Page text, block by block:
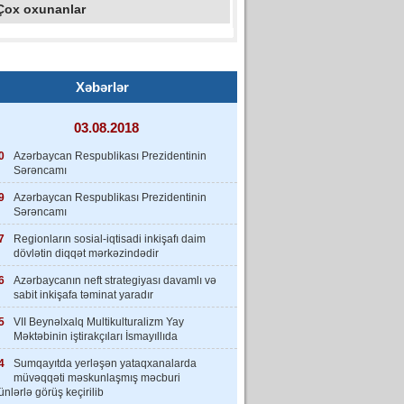
oxunanlar
Xəbərlər
03.08.2018
Azərbaycan Respublikası Prezidentinin
Sərəncamı
Azərbaycan Respublikası Prezidentinin
Sərəncamı
Regionların sosial-iqtisadi inkişafı daim
dövlətin diqqət mərkəzindədir
Azərbaycanın neft strategiyası davamlı və
sabit inkişafa təminat yaradır
VII Beynəlxalq Multikulturalizm Yay
Məktəbinin iştirakçıları İsmayıllıda
Sumqayıtda yerləşən yataqxanalarda
müvəqqəti məskunlaşmış məcburi
görüş keçirilib